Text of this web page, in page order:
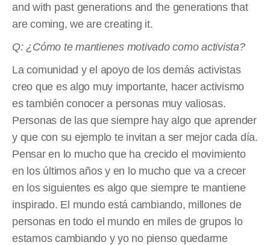
and with past generations and the generations that
are coming, we are creating it.
Q: ¿Cómo te mantienes motivado como activista?
La comunidad y el apoyo de los demás activistas
creo que es algo muy importante, hacer activismo
es también conocer a personas muy valiosas.
Personas de las que siempre hay algo que aprender
y que con su ejemplo te invitan a ser mejor cada día.
Pensar en lo mucho que ha crecido el movimiento
en los últimos años y en lo mucho que va a crecer
en los siguientes es algo que siempre te mantiene
inspirado. El mundo está cambiando, millones de
personas en todo el mundo en miles de grupos lo
estamos cambiando y yo no pienso quedarme